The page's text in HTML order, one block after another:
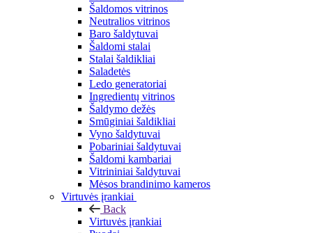
Šaldomos vitrinos
Neutralios vitrinos
Baro šaldytuvai
Šaldomi stalai
Stalai šaldikliai
Saladetės
Ledo generatoriai
Ingredientų vitrinos
Šaldymo dežės
Smūginiai šaldikliai
Vyno šaldytuvai
Pobariniai šaldytuvai
Šaldomi kambariai
Vitrininiai šaldytuvai
Mėsos brandinimo kameros
Virtuvės įrankiai
Back
Virtuvės įrankiai